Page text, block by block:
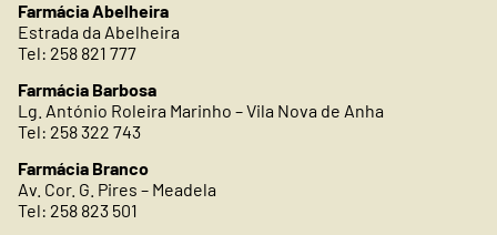
Farmácia Abelheira
Estrada da Abelheira
Tel: 258 821 777
Farmácia Barbosa
Lg. António Roleira Marinho – Vila Nova de Anha
Tel: 258 322 743
Farmácia Branco
Av. Cor. G. Pires – Meadela
Tel: 258 823 501